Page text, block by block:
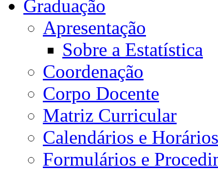
Graduação
Apresentação
Sobre a Estatística
Coordenação
Corpo Docente
Matriz Curricular
Calendários e Horários
Formulários e